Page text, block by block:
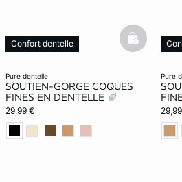
pure dentelle
SOUTIEN-GORGE COQUES
FINES EN DENTELLE
29,99 €
Confort dentelle basketfull
pure